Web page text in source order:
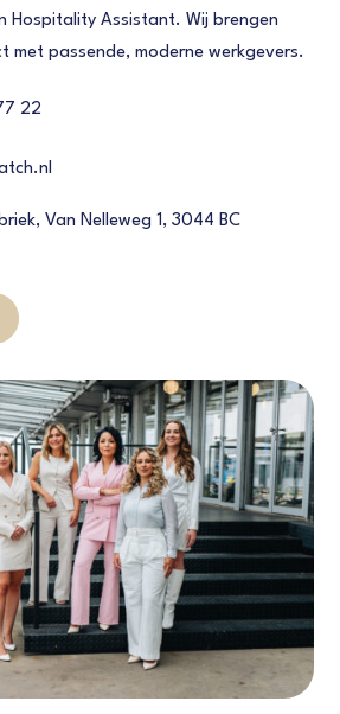
Hospitality Assistant. Wij brengen
met passende, moderne werkgevers.
22
Van Nelleweg 1, 3044 BC